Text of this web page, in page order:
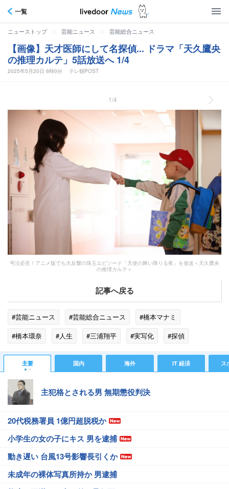
一覧
ニューストップ > 芸能ニュース > 芸能総合ニュース
【画像】天才医師にして名探偵... ドラマ「天久鷹央
の推理カルテ」5話放送へ 1/4
2025年5月20日 6時0分 テレ朝POST
1/4
号泣必至！アニメ版でも大反響の珠玉エピソード「天使の舞い降りる夜」を放送＜天久鷹央
の推理カルテ＞
記事へ戻る
#芸能ニュース #芸能総合ニュース
#橋本マナミ
#橋本環奈
#人生 #三浦翔平 #実写化
#探偵
#柳葉敏郎
#殺人事件 #白血病 #トレンド
主要 国内 海外 IT 経済 ス
主犯格とされる男 無期懲役判決
20代税務署員 1億円超脱税か
小学生の女の子にキス 男を逮捕
動き遅い 台風13号影響長引くか
未成年の裸体写真所持か 男逮捕